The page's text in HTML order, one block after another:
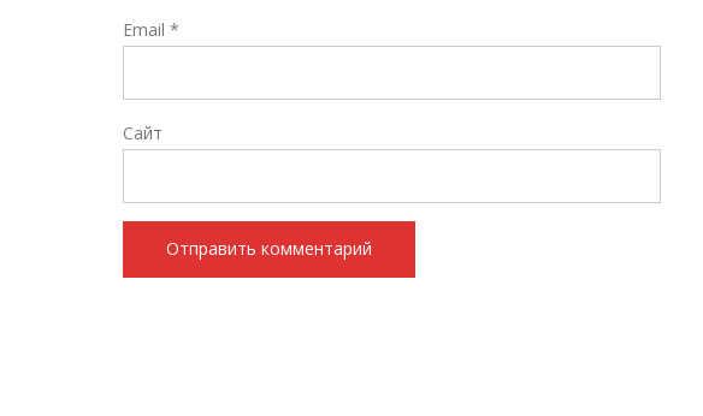
Email *
Сайт